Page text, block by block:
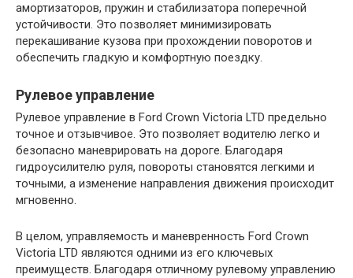
амортизаторов, пружин и стабилизатора поперечной
устойчивости. Это позволяет минимизировать
перекашивание кузова при прохождении поворотов и
обеспечить гладкую и комфортную поездку.
Рулевое управление
Рулевое управление в Ford Crown Victoria LTD предельно
точное и отзывчивое. Это позволяет водителю легко и
безопасно маневрировать на дороге. Благодаря
гидроусилителю руля, повороты становятся легкими и
точными, а изменение направления движения происходит
мгновенно.
В целом, управляемость и маневренность Ford Crown
Victoria LTD являются одними из его ключевых
преимуществ. Благодаря отличному рулевому управлению